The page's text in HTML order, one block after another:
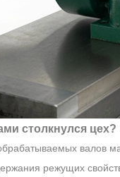
столкнулся цех?
валов
режущих